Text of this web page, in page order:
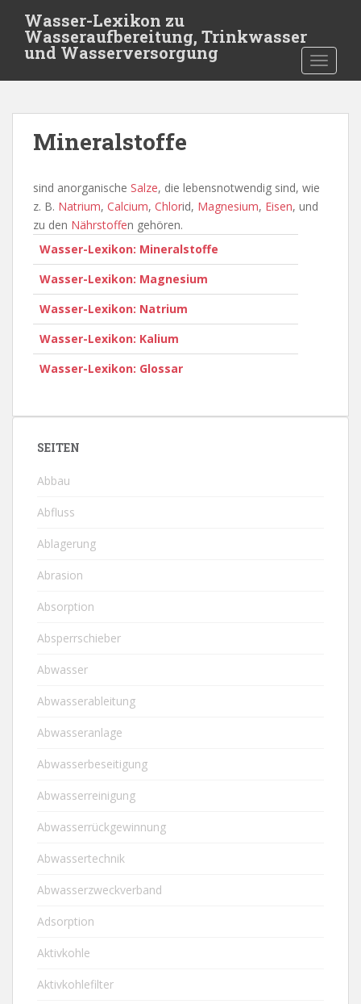
t
Wasser-Lexikon zu
Wasseraufbereitung, Trinkwasser
und Wasserversorgung
Mineralstoffe
sind anorganische Salze, die lebensnotwendig sind, wie
z. B. Natrium, Calcium, Chlorid, Magnesium, Eisen, und
zu den Nährstoffen gehören.
Wasser-Lexikon: Mineralstoffe
Wasser-Lexikon: Magnesium
Wasser-Lexikon: Natrium
Wasser-Lexikon: Kalium
Wasser-Lexikon: Glossar
SEITEN
Abbau
Abfluss
Ablagerung
Abrasion
Absorption
Absperrschieber
Abwasser
Abwasserableitung
Abwasseranlage
Abwasserbeseitigung
Abwasserreinigung
Abwasserrückgewinnung
Abwassertechnik
Abwasserzweckverband
Adsorption
Aktivkohle
Aktivkohlefilter